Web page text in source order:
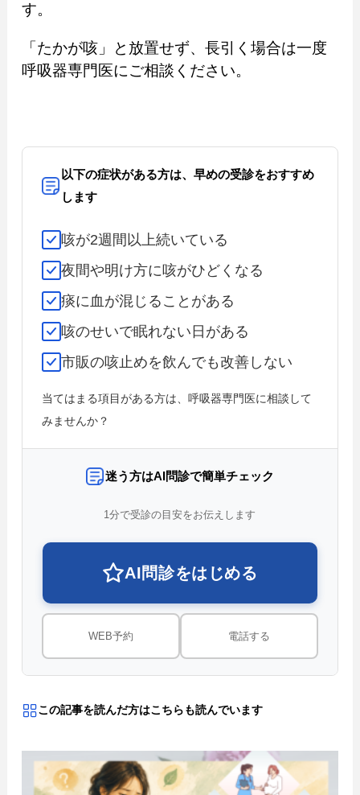
す。
「たかが咳」と放置せず、長引く場合は一度
呼吸器専門医にご相談ください。
以下の症状がある方は、早めの受診をおすすめ
します
咳が2週間以上続いている
夜間や明け方に咳がひどくなる
痰に血が混じることがある
咳のせいで眠れない日がある
市販の咳止めを飲んでも改善しない
当てはまる項目がある方は、呼吸器専門医に相談して
みませんか？
迷う方はAI問診で簡単チェック
1分で受診の目安をお伝えします
AI問診をはじめる
WEB予約 電話する
この記事を読んだ方はこちらも読んでいます